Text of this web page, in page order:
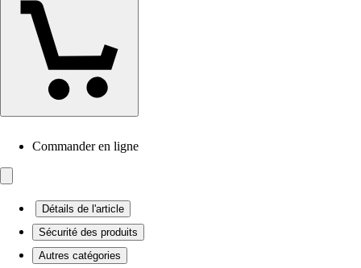
Commander en ligne
Détails de l'article
Sécurité des produits
Autres catégories